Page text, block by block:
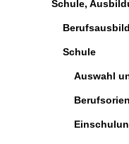
Schule,
Schule
Auswahl